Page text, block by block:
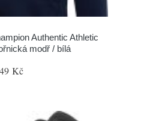
Authentic Athletic
modř / bílá
Kč